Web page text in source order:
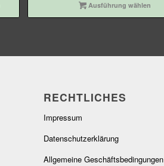
Ausführung wählen
RECHTLICHES
Impressum
Datenschutzerklärung
Allgemeine Geschäftsbedingungen